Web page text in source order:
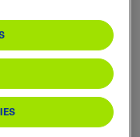
auf den
– dank
sind das leicht
hat die
den Ersatz
beim